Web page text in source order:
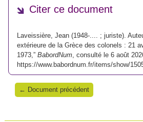
Citer ce document
Laveissière, Jean (1948-.... ; juriste).
extérieure de la Grèce des colonels : 21
1973,” BabordNum, consulté le 6 août
https://www.babordnum.fr/items/show/
← Document précédent